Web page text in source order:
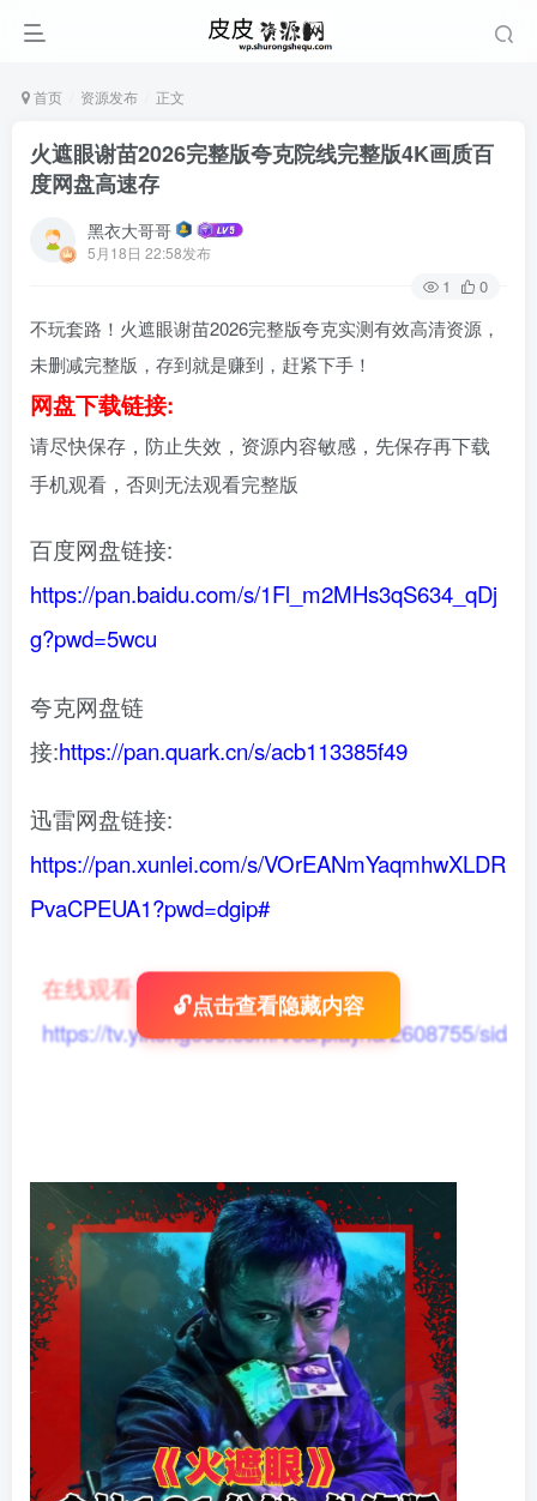
首页 资源发布 正文
火遮眼谢苗2026完整版夸克院线完整版4K画质百
度网盘高速存
黑衣大哥哥
5月18日 22:58发布
1 0
不玩套路！火遮眼谢苗2026完整版夸克实测有效高清资源，
未删减完整版，存到就是赚到，赶紧下手！
网盘下载链接:
请尽快保存，防止失效，资源内容敏感，先保存再下载
手机观看，否则无法观看完整版
百度网盘链接:
https://pan.baidu.com/s/1Fl_m2MHs3qS634_qDj
g?pwd=5wcu
夸克网盘链
接:https://pan.quark.cn/s/acb113385f49
迅雷网盘链接:
https://pan.xunlei.com/s/VOrEANmYaqmhwXLDR
PvaCPEUA1?pwd=dgip#
在线观看：
https://tv.yikong666.com/vod/play/id/2608755/sid/
🔓点击查看隐藏内容